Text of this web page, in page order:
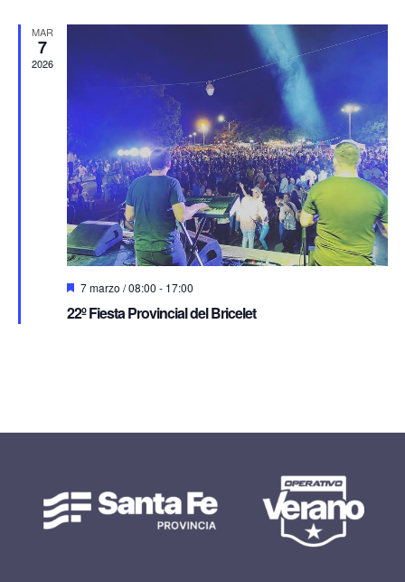
MAR
7
2026
Destacado
7 marzo / 08:00 - 17:00
22º Fiesta Provincial del Bricelet